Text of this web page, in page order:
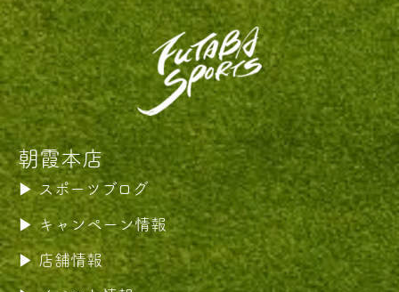
朝霞本店
スポーツブログ
キャンペーン情報
店舗情報